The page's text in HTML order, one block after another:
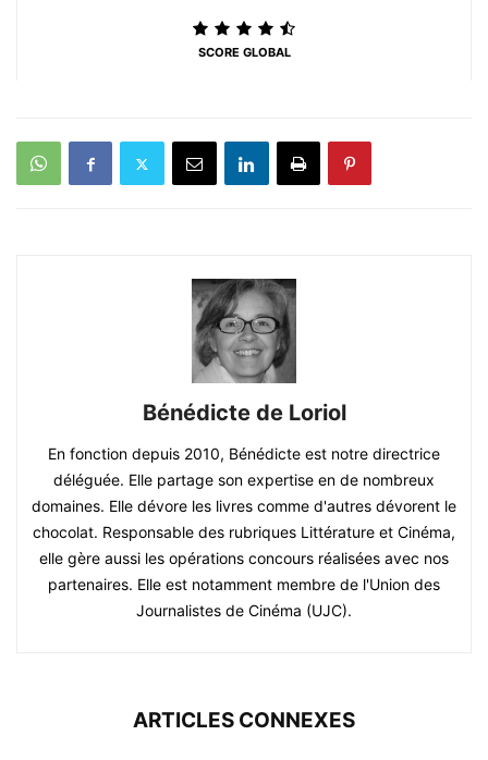
SCORE GLOBAL
Bénédicte de Loriol
En fonction depuis 2010, Bénédicte est notre directrice
déléguée. Elle partage son expertise en de nombreux
domaines. Elle dévore les livres comme d'autres dévorent le
chocolat. Responsable des rubriques Littérature et Cinéma,
elle gère aussi les opérations concours réalisées avec nos
partenaires. Elle est notamment membre de l'Union des
Journalistes de Cinéma (UJC).
ARTICLES CONNEXES